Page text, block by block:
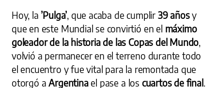
Hoy, la ’Pulga’ , que acaba de cumplir 39 añosy
que en este Mundial se convirtió en el máximo
goleador de la historia de las Copas del Mundo
volvió a permanecer en el terreno durante todo
el encuentro y fue vital para la remontada que
otorgó a Argentinael pase a los cuartos de final.